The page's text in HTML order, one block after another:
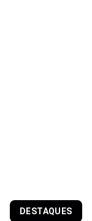
DESTAQUES